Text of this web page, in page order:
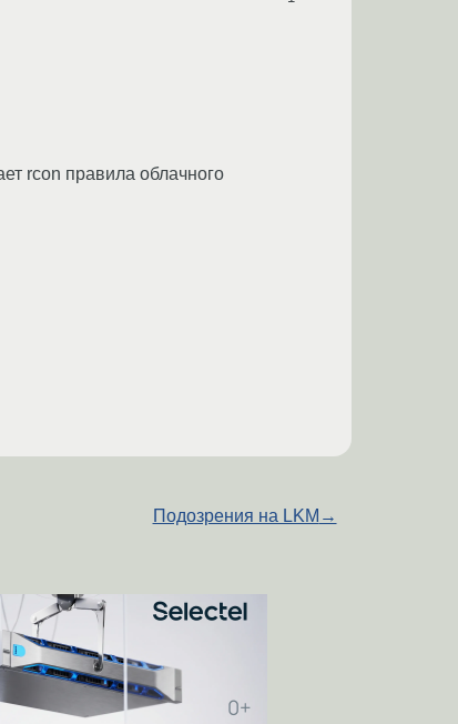
rcon правила облачного
Подозрения на LKM →